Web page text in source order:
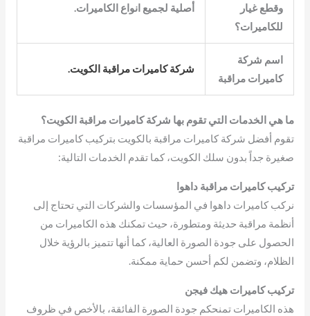
وقطع غيار
للكاميرات؟
أصلية لجميع انواع الكاميرات.
اسم شركة
كاميرات مراقبة
شركة كاميرات مراقبة الكويت.
ما هي الخدمات التي تقوم بها شركة كاميرات مراقبة الكويت؟
تقوم أفضل شركة كاميرات مراقبة بالكويت بتركيب كاميرات مراقبة
صغيرة جداً بدون سلك الكويت، كما تقدم الخدمات التالية:
تركيب كاميرات مراقبة داهوا
نركب كاميرات داهوا في المؤسسات والشركات التي تحتاج إلى
أنظمة مراقبة حديثة ومتطورة، حيث تمكنك هذه الكاميرات من
الحصول على جودة الصورة العالية، كما أنها تتميز بالرؤية خلال
الظلام، وتضمن لكم أحسن حماية ممكنة.
تركيب كاميرات هيك فيجن
هذه الكاميرات تمنحكم جودة الصورة الفائقة، بالأخص في ظروف